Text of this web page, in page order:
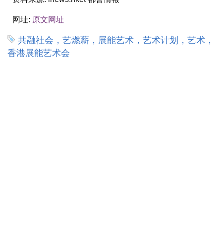
网址: 原文网址
共融社会，艺燃薪，展能艺术，艺术计划，艺术，
香港展能艺术会